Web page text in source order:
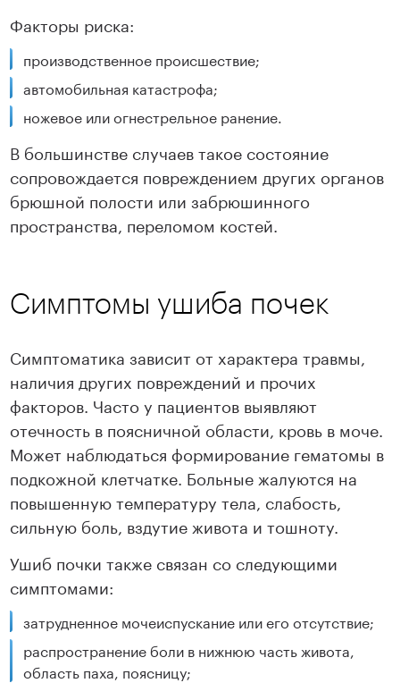
Факторы риска:
производственное происшествие;
автомобильная катастрофа;
ножевое или огнестрельное ранение.
В большинстве случаев такое состояние
сопровождается повреждением других органов
брюшной полости или забрюшинного
пространства, переломом костей.
Симптомы ушиба почек
Симптоматика зависит от характера травмы,
наличия других повреждений и прочих
факторов. Часто у пациентов выявляют
отечность в поясничной области, кровь в моче.
Может наблюдаться формирование гематомы в
подкожной клетчатке. Больные жалуются на
повышенную температуру тела, слабость,
сильную боль, вздутие живота и тошноту.
Ушиб почки также связан со следующими
симптомами:
затрудненное мочеиспускание или его отсутствие;
распространение боли в нижнюю часть живота,
область паха, поясницу;